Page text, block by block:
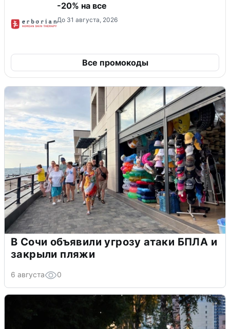
-20% на все
До 31 августа, 2026
Все промокоды
В Сочи объявили угрозу атаки БПЛА и
закрыли пляжи
6 августа 0